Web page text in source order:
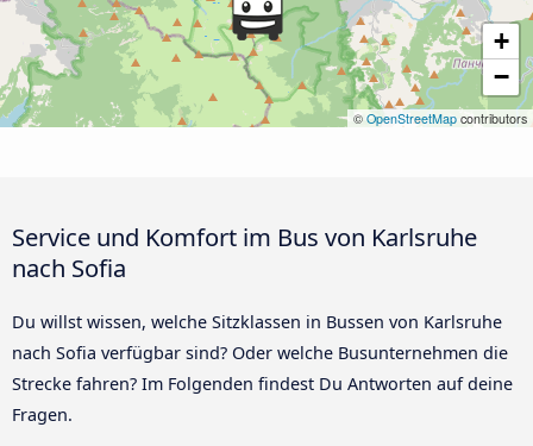
+
−
© OpenStreetMap contributors
Service und Komfort im Bus von Karlsruhe
nach Sofia
Du willst wissen, welche Sitzklassen in Bussen von Karlsruhe
nach Sofia verfügbar sind? Oder welche Busunternehmen die
Strecke fahren? Im Folgenden findest Du Antworten auf deine
Fragen.